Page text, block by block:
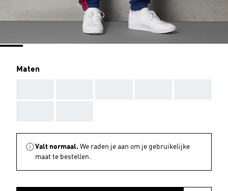
Maten
Valt normaal. We raden je aan om je gebruikelijke
maat te bestellen.